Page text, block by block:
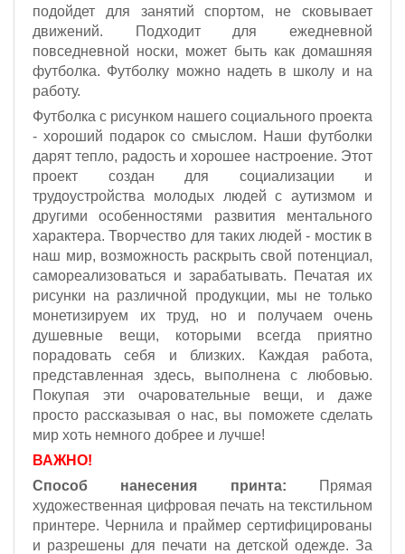
подойдет для занятий спортом, не сковывает
движений. Подходит для ежедневной
повседневной носки, может быть как домашняя
футболка. Футболку можно надеть в школу и на
работу.
Футболка с рисунком нашего социального проекта
- хороший подарок со смыслом. Наши футболки
дарят тепло, радость и хорошее настроение. Этот
проект создан для социализации и
трудоустройства молодых людей с аутизмом и
другими особенностями развития ментального
характера. Творчество для таких людей - мостик в
наш мир, возможность раскрыть свой потенциал,
самореализоваться и зарабатывать. Печатая их
рисунки на различной продукции, мы не только
монетизируем их труд, но и получаем очень
душевные вещи, которыми всегда приятно
порадовать себя и близких. Каждая работа,
представленная здесь, выполнена с любовью.
Покупая эти очаровательные вещи, и даже
просто рассказывая о нас, вы поможете сделать
мир хоть немного добрее и лучше!
ВАЖНО!
Способ нанесения принта: Прямая
художественная цифровая печать на текстильном
принтере. Чернила и праймер сертифицированы
и разрешены для печати на детской одежде. За